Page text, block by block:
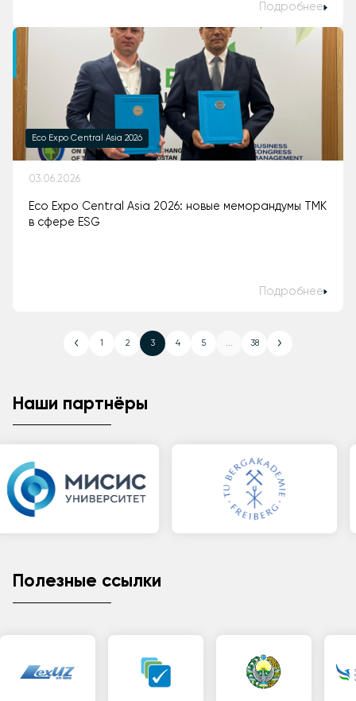
Подробнее
Eco Expo Central Asia 2026
03.06.2026
Eco Expo Central Asia 2026: новые меморандумы ТМК
в сфере ESG
Подробнее
1 2 3 4 5 ... 38
Наши партнёры
Полезные ссылки